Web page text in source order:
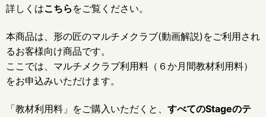
詳しくはこちら をご覧ください。
本商品は、形の匠のマルチメクラブ(動画解説)をご利用され
るお客様向け商品です。
ここでは、マルチメクラブ利用料（６か月間教材利用料）
をお申込みいただけます。
「教材利用料」をご購入いただくと、 すべてのStageのテ